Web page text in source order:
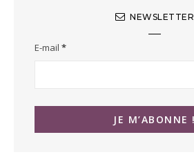
NEWSLETTER
E-mail *